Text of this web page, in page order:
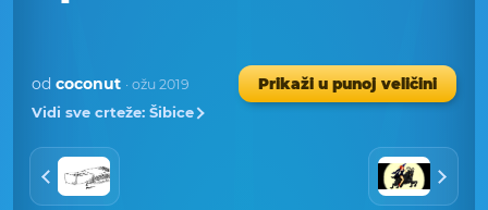
od coconut · ožu 2019
Prikaži u punoj veličini
Vidi sve crteže: Šibice